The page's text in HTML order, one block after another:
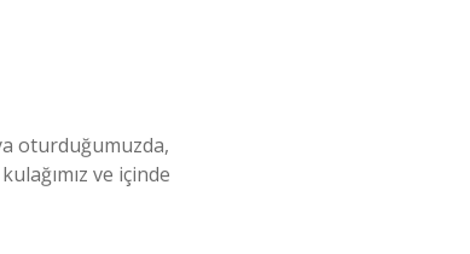
oturduğumuzda,
ve içinde